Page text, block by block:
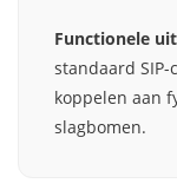
Functionele
standaard
koppelen aan
slagbomen.